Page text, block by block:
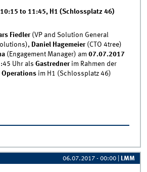
10:15 to 11:45, H1 (Schlossplatz 46)
Fiedler (VP and Solution General
Daniel Hagemeier (CTO 4tree)
(Engagement Manager) am07.07.2017
Uhr als Gastredner im Rahmen der
im H1 (Schlossplatz 46)
lecture by Dr. Lars Fiedler (McKinsey
Daniel Hagemeier (4tree) and Dr.
(McKinsey &amp; Company)
06.07.2017 - 00:00 LMM